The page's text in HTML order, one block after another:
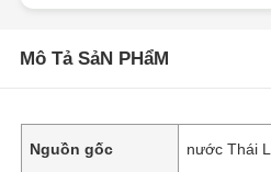
Mô Tả SảN PHẩM
Nguồn gốc nước Thái